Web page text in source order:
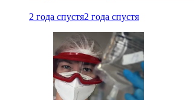
2 года спустя2 года спустя